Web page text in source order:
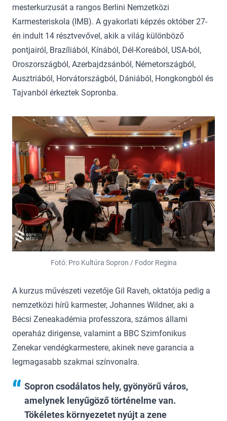
mesterkurzusát a rangos Berlini Nemzetközi
Karmesteriskola (IMB). A gyakorlati képzés október 27-
én indult 14 résztvevővel, akik a világ különböző
pontjairól, Brazíliából, Kínából, Dél-Koreából, USA-ból,
Oroszországból, Azerbajdzsánból, Németországból,
Ausztriából, Horvátországból, Dániából, Hongkongból és
Tajvanból érkeztek Sopronba.
Fotó: Pro Kultúra Sopron / Fodor Regina
A kurzus művészeti vezetője Gil Raveh, oktatója pedig a
nemzetközi hírű karmester, Johannes Wildner, aki a
Bécsi Zeneakadémia professzora, számos állami
operaház dirigense, valamint a BBC Szimfonikus
Zenekar vendégkarmestere, akinek neve garancia a
legmagasabb szakmai színvonalra.
Sopron csodálatos hely, gyönyörű város,
amelynek lenyűgöző történelme van.
Tökéletes környezetet nyújt a zene